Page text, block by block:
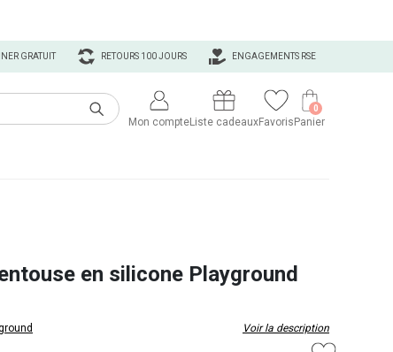
ENGAGEMENTS RSE
RETOURS 100 JOURS
GRATUIT
Mon compteListe cadeauxFavoris Panier
0
en silicone Playground
Voir la description